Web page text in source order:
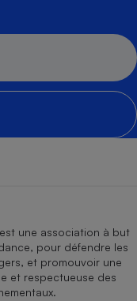
une association à but
pour défendre les
et promouvoir une
et respectueuse des